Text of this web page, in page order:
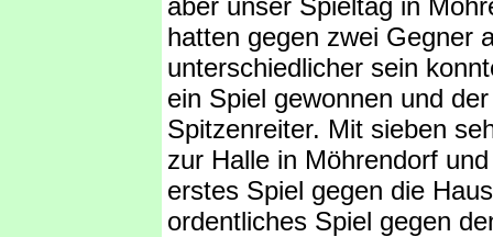
aber unser Spieltag in
hatten gegen zwei Gegner
unterschiedlicher sein
ein Spiel gewonnen und
Spitzenreiter. Mit sieben
zur Halle in Möhrendorf
erstes Spiel gegen die
ordentliches Spiel gegen